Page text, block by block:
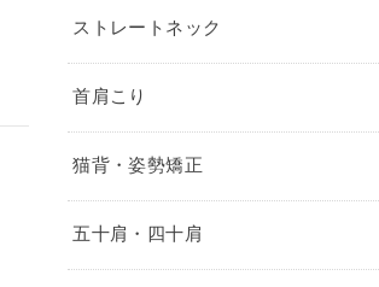
ストレートネック
首肩こり
猫背・姿勢矯正
五十肩・四十肩